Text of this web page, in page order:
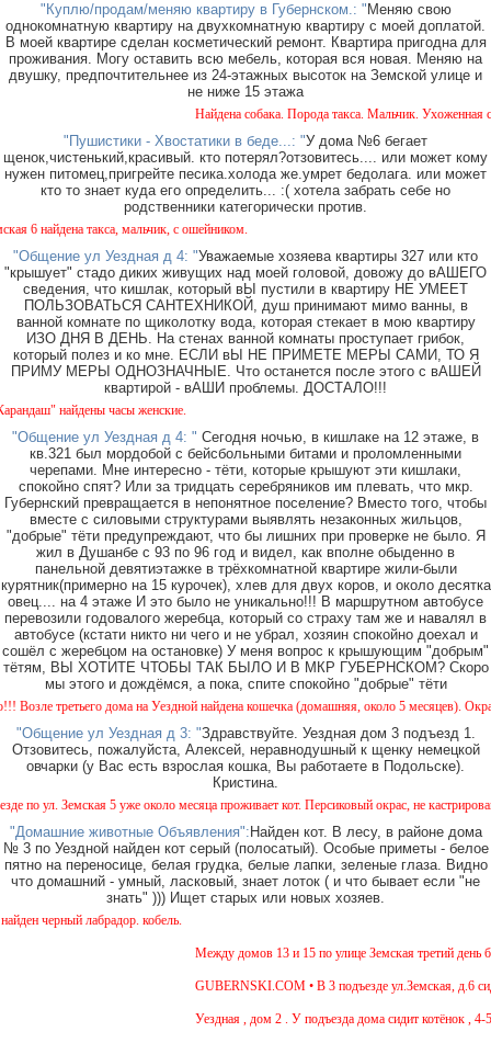
"Куплю/продам/меняю квартиру в Губернском.: " Меняю свою
однокомнатную квартиру на двухкомнатную квартиру с моей доплатой.
В моей квартире сделан косметический ремонт. Квартира пригодна для
проживания. Могу оставить всю мебель, которая вся новая. Меняю на
двушку, предпочтительнее из 24-этажных высоток на Земской улице и
не ниже 15 этажа
Найдена собака. Порода такса. Мальчик. Ухоженная с
"Пушистики - Хвостатики в беде...: "У дома №6 бегает
щенок,чистенький,красивый. кто потерял?отзовитесь.... или может кому
нужен питомец,пригрейте песика.холода же.умрет бедолага. или может
кто то знает куда его определить... :( хотела забрать себе но
родственники категорически против.
такса, мальчик, с ошейником.
"Общение ул Уездная д 4: "Уважаемые хозяева квартиры 327 или кто
"крышует" стадо диких живущих над моей головой, довожу до вАШЕГО
сведения, что кишлак, который вЫ пустили в квартиру НЕ УМЕЕТ
ПОЛЬЗОВАТЬСЯ САНТЕХНИКОЙ, душ принимают мимо ванны, в
ванной комнате по щиколотку вода, которая стекает в мою квартиру
ИЗО ДНЯ В ДЕНЬ. На стенах ванной комнаты проступает грибок,
который полез и ко мне. ЕСЛИ вЫ НЕ ПРИМЕТЕ МЕРЫ САМИ, ТО Я
ПРИМУ МЕРЫ ОДНОЗНАЧНЫЕ. Что останется после этого с вАШЕЙ
квартирой - вАШИ проблемы. ДОСТАЛО!!!
найдены часы женские.
"Общение ул Уездная д 4: " Сегодня ночью, в кишлаке на 12 этаже, в
кв.321 был мордобой с бейсбольными битами и проломленными
черепами. Мне интересно - тёти, которые крышуют эти кишлаки,
спокойно спят? Или за тридцать серебряников им плевать, что мкр.
Губернский превращается в непонятное поселение? Вместо того, чтобы
вместе с силовыми структурами выявлять незаконных жильцов,
"добрые" тёти предупреждают, что бы лишних при проверке не было. Я
жил в Душанбе с 93 по 96 год и видел, как вполне обыденно в
панельной девятиэтажке в трёхкомнатной квартире жили-были
курятник(примерно на 15 курочек), хлев для двух коров, и около десятка
овец.... на 4 этаже И это было не уникально!!! В маршрутном автобусе
перевозили годовалого жеребца, который со страху там же и навалял в
автобусе (кстати никто ни чего и не убрал, хозяин спокойно доехал и
сошёл с жеребцом на остановке) У меня вопрос к крышующим "добрым"
тётям, ВЫ ХОТИТЕ ЧТОБЫ ТАК БЫЛО И В МКР ГУБЕРНСКОМ? Скоро
мы этого и дождёмся, а пока, спите спокойно "добрые" тёти
дома на Уездной найдена кошечка (домашняя, около 5 месяцев). Окрас -
"Общение ул Уездная д 3: "Здравствуйте. Уездная дом 3 подъезд 1.
Отзовитесь, пожалуйста, Алексей, неравнодушный к щенку немецкой
овчарки (у Вас есть взрослая кошка, Вы работаете в Подольске).
Кристина.
Земская 5 уже около месяца проживает кот. Персиковый окрас, не кастрирован,
"Домашние животные Объявления": Найден кот. В лесу, в районе дома
№ 3 по Уездной найден кот серый (полосатый). Особые приметы - белое
пятно на переносице, белая грудка, белые лапки, зеленые глаза. Видно
что домашний - умный, ласковый, знает лоток ( и что бывает если "не
знать" ))) Ищет старых или новых хозяев.
лабрадор. кобель.
Между домов 13 и 15 по улице Земская третий день
GUBERNSKI.COM • В 3 подъезде ул.Земская, д.6
Уездная , дом 2 . У подъезда дома сидит котёнок , 4-5